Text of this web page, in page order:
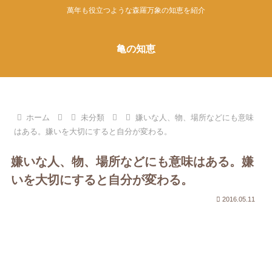
萬年も役立つような森羅万象の知恵を紹介
亀の知恵
ホーム 未分類
嫌いな人、物、場所などにも意味
はある。嫌いを大切にすると自分が変わる。
嫌いな人、物、場所などにも意味はある。嫌
いを大切にすると自分が変わる。
2016.05.11